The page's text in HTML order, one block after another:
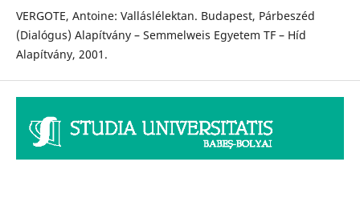
VERGOTE, Antoine: Valláslélektan. Budapest, Párbeszéd
(Dialógus) Alapítvány – Semmelweis Egyetem TF – Híd
Alapítvány, 2001.